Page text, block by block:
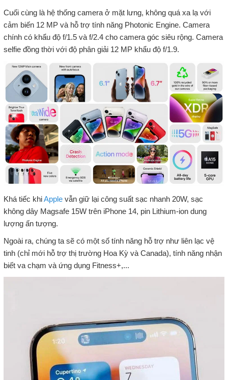
Cuối cùng là hệ thống camera ở mặt lưng, không quá xa lạ với
cảm biến 12 MP và hỗ trợ tính năng Photonic Engine. Camera
chính có khẩu độ f/1.5 và f/2.4 cho camera góc siêu rộng. Camera
selfie đồng thời với độ phân giải 12 MP khẩu độ f/1.9.
Khá tiếc khiApplevẫn giữ lại công suất sạc nhanh 20W, sạc
không dây Magsafe 15W trên iPhone 14, pin Lithium-ion dung
lượng ấn tượng.
Ngoài ra, chúng ta sẽ có một số tính năng hỗ trợ như liên lạc vệ
tinh (chỉ mới hỗ trợ thị trường Hoa Kỳ và Canada), tính năng nhận
biết va chạm và ứng dụng Fitness+,...